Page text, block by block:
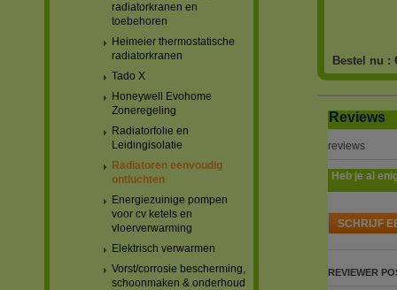
radiatorkranen en
toebehoren
Heimeier thermostatische
radiatorkranen
Tado X
Honeywell Evohome
Zoneregeling
Radiatorfolie en
Leidingisolatie
Radiatoren eenvoudig
ontluchten
Energiezuinige pompen
voor cv ketels en
vloerverwarming
Elektrisch verwarmen
Vorst/corrosie bescherming,
schoonmaken & onderhoud
Bestel nu :
Reviews
reviews
Heb je al
SCHRIJF
REVIEWER